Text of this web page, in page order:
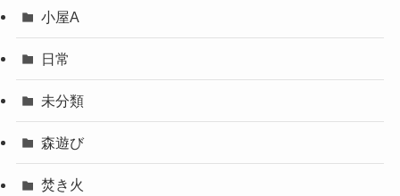
小屋A
日常
未分類
森遊び
焚き火